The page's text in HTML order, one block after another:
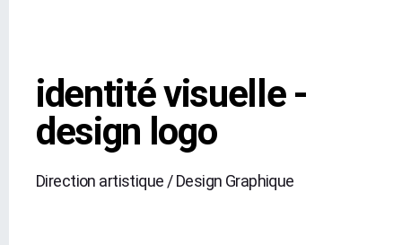
identité visuelle -
design logo
Direction artistique / Design Graphique